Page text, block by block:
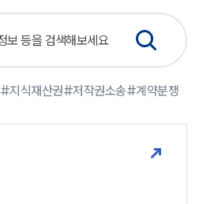
#지식재산권#저작권소송#계약분쟁